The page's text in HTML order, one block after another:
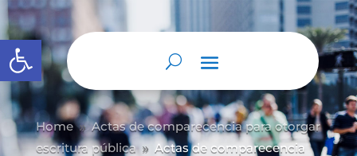
Abrir barra de herramientas
Home 9 Actas de comparecencia para otorgar
escritura pública
9 Actas de comparecencia